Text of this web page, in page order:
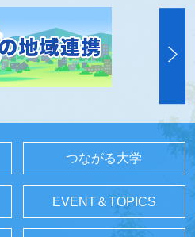
つながる大学
EVENT＆TOPICS